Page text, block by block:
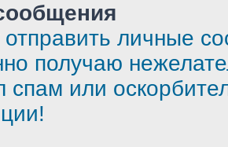
отправить личные
получаю
спам или